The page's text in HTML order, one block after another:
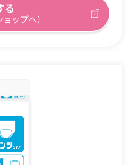
る
ョップへ）